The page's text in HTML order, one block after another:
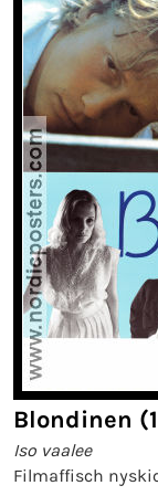
Blondinen
Iso vaalee
Filmaffisch